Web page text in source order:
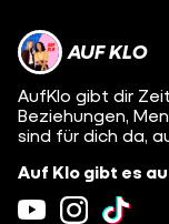
AUF KLO
AufKlo gibt dir
Beziehungen,
sind für dich da,
Auf Klo gibt es